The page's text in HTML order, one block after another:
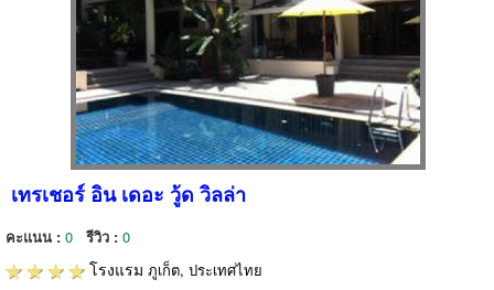
เทรเชอร์ อิน เดอะ วู้ด วิลล่า
คะแนน : 0 รีวิว : 0
โรงแรม ภูเก็ต, ประเทศไทย